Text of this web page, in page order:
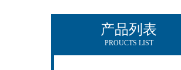
产品列表
PROUCTS LIST